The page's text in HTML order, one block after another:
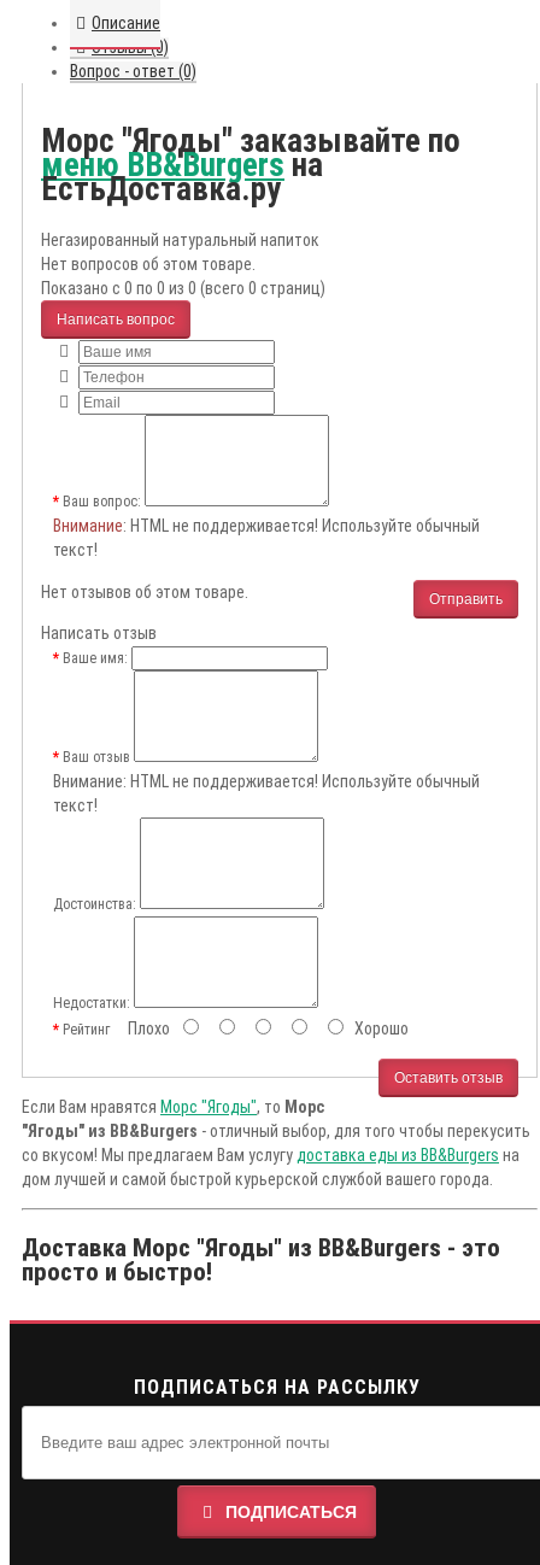
Описание
Отзывы (0)
Вопрос - ответ (0)
Морс "Ягоды" заказывайте по
меню BB&Burgersна
ЕстьДоставка.ру
Негазированный натуральный напиток
Нет вопросов об этом товаре.
Показано с 0 по 0 из 0 (всего 0 страниц)
Написать вопрос
Ваш вопрос:
Внимание: HTML не поддерживается! Используйте обычный
текст!
Отправить
Нет отзывов об этом товаре.
Написать отзыв
Ваше имя:
Ваш отзыв
Внимание: HTML не поддерживается! Используйте обычный
текст!
Достоинства:
Недостатки:
РейтингПлохо Хорошо
Оставить отзыв
Если Вам нравятся Морс "Ягоды", то Морс
"Ягоды" из BB&Burgers - отличный выбор, для того чтобы перекусить
со вкусом! Мы предлагаем Вам услугу доставка еды из BB&Burgers на
дом лучшей и самой быстрой курьерской службой вашего города.
Доставка Морс "Ягоды" из BB&Burgers - это
просто и быстро!
ПОДПИСАТЬСЯ НА РАССЫЛКУ
ПОДПИСАТЬСЯ